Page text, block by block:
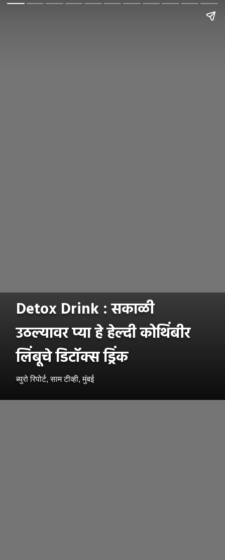
Detox Drink : सकाळी
उठल्यावर प्या हे हेल्दी कोथिंबीर
लिंबूचे डिटॉक्स ड्रिंक
ब्युरो रिपोर्ट, साम टीव्ही, मुंबई